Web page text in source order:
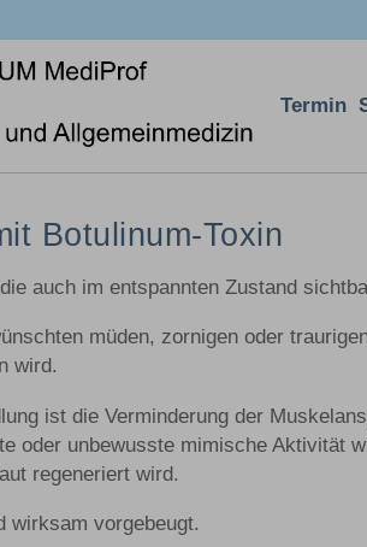
Termin
Botulinum-Toxin
auch im entspannten Zustand
müden, zornigen oder
wird.
ist die Verminderung der
oder unbewusste mimische Aktivität
regeneriert wird.
wirksam vorgebeugt.